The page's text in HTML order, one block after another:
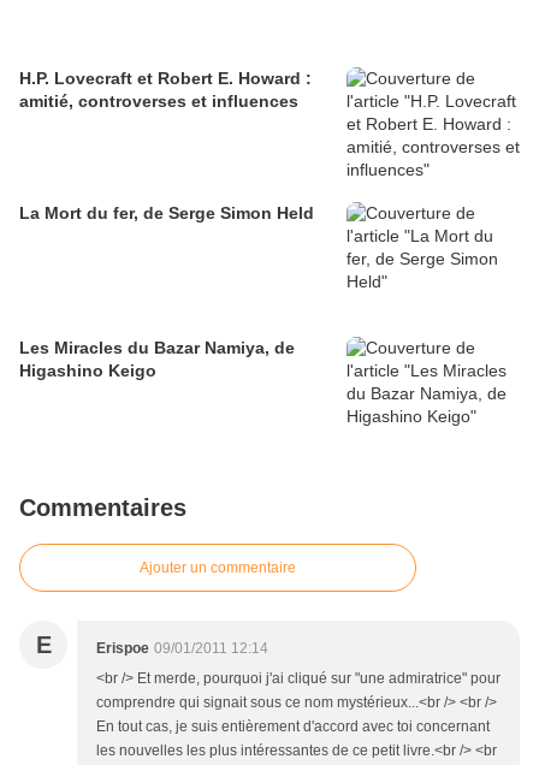
H.P. Lovecraft et Robert E. Howard :
amitié, controverses et influences
La Mort du fer, de Serge Simon Held
Les Miracles du Bazar Namiya, de
Higashino Keigo
Commentaires
Ajouter un commentaire
E Erispoe 09/01/2011 12:14
<br /> Et merde, pourquoi j'ai cliqué sur "une admiratrice" pour
comprendre qui signait sous ce nom mystérieux...<br /> <br />
En tout cas, je suis entièrement d'accord avec toi concernant
les nouvelles les plus intéressantes de ce petit livre.<br /> <br